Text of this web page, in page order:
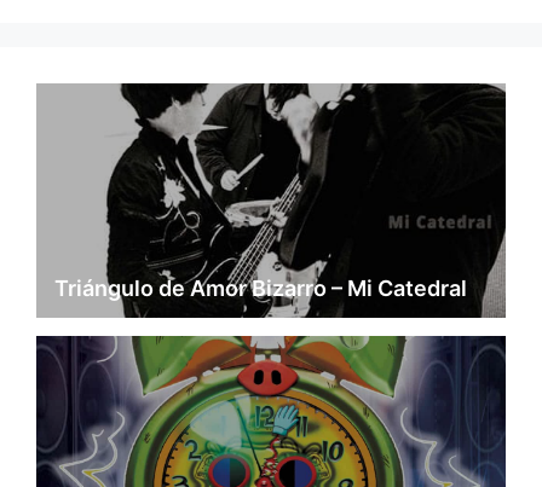
Triángulo de Amor Bizarro – Mi Catedral